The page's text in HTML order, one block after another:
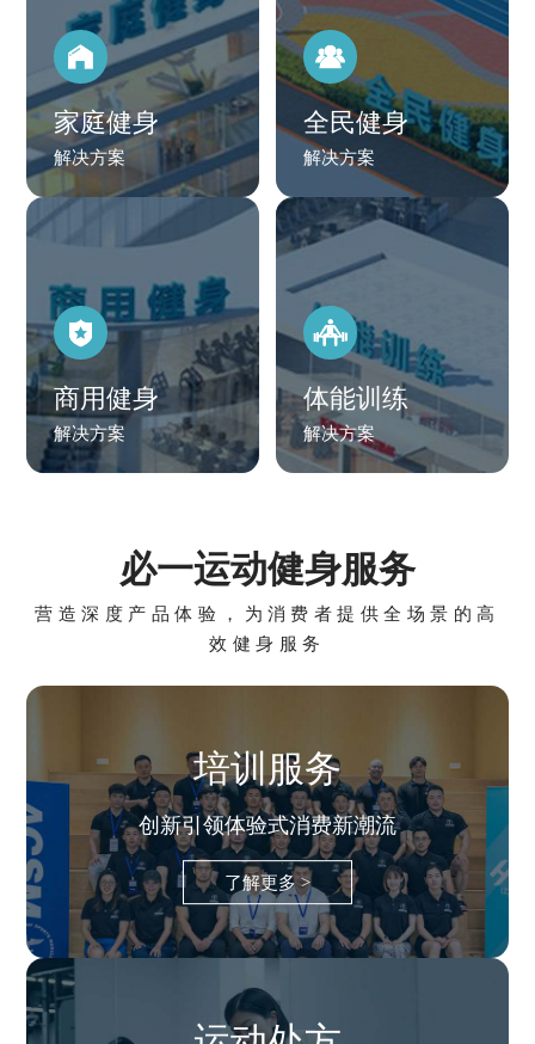
家庭健身
解决方案
全民健身
解决方案
商用健身
解决方案
体能训练
解决方案
必一运动健身服务
营造深度产品体验，为消费者提供全场景的高
效健身服务
培训服务
创新引领体验式消费新潮流
了解更多 >